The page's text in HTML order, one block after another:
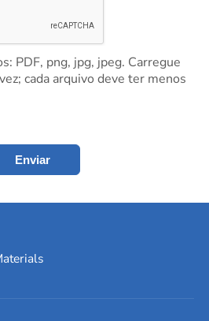
PDF, png, jpg, jpeg. Carregue
cada arquivo deve ter menos
Enviar